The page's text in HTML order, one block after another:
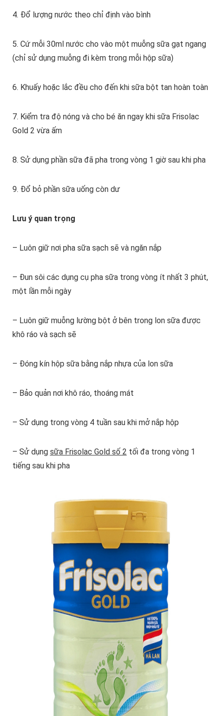
4. Đổ lượng nước theo chỉ định vào bình
5. Cứ mỗi 30ml nước cho vào một muỗng sữa gạt ngang
(chỉ sử dụng muỗng đi kèm trong mỗi hộp sữa)
6. Khuấy hoặc lắc đều cho đến khi sữa bột tan hoàn toàn
7. Kiểm tra độ nóng và cho bé ăn ngay khi sữa Frisolac
Gold 2 vừa ấm
8. Sử dụng phần sữa đã pha trong vòng 1 giờ sau khi pha
9. Đổ bỏ phần sữa uống còn dư
Lưu ý quan trọng
– Luôn giữ nơi pha sữa sạch sẽ và ngăn nắp
– Đun sôi các dụng cụ pha sữa trong vòng ít nhất 3 phút,
một lần mỗi ngày
– Luôn giữ muỗng lường bột ở bên trong lon sữa được
khô ráo và sạch sẽ
– Đóng kín hộp sữa bằng nắp nhựa của lon sữa
– Bảo quản nơi khô ráo, thoáng mát
– Sử dụng trong vòng 4 tuần sau khi mở nắp hộp
– Sử dụng sữa Frisolac Gold số 2 tối đa trong vòng 1
tiếng sau khi pha